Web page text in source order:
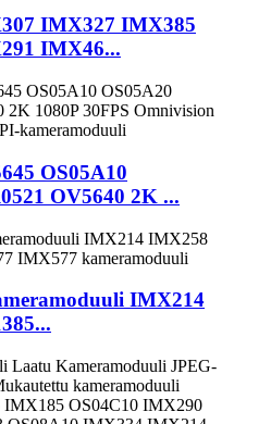
IMX327 IMX385
IMX46...
OS05A10
OV5640 2K ...
IMX214